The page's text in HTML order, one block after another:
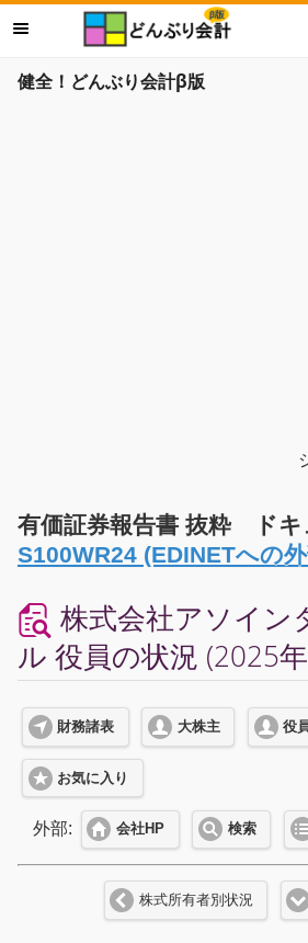
健全！どんぶり会計β版
有価証券報告書 抜粋 ドキ
S100WR24 (EDINETへの
株式会社アソイン
ル 役員の状況 (2025
財務諸表 大株主 役
お気に入り
外部: 会社HP 検索
株式所有者別状況